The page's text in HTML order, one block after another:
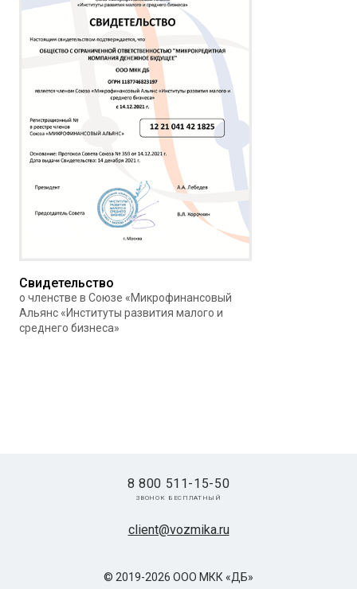
Свидетельство
о членстве в Союзе «Микрофинансовый
Альянс «Институты развития малого и
среднего бизнеса»
© 2019-2026 ООО МКК «ДБ»
client@vozmika.ru
8 800 511-15-50
звонок бесплатный